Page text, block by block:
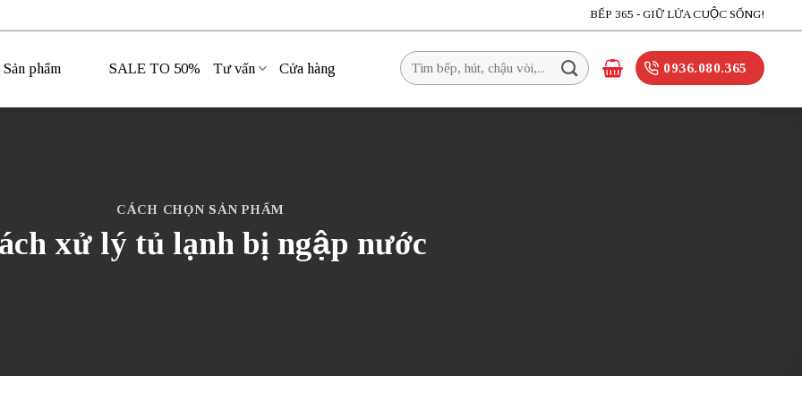
BẾP 365 - GIỮ LỬA CUỘC SỐNG!
Sản phẩm SALE TO 50% Tư vấn Cửa hàng
Tìm
kiếm:
0936.080.365
CÁCH CHỌN SẢN PHẨM
xử lý tủ lạnh bị ngập nước